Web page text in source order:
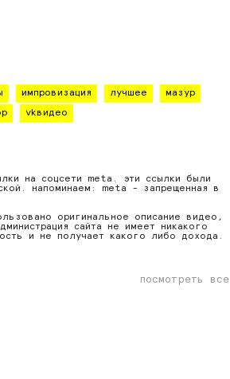
импровизация лучшее мазур
vkвидео
на соцсети meta. эти ссылки были
напоминаем: meta - запрещенная в
оригинальное описание видео,
сайта не имеет никакого
и не получает какого либо дохода.
посмотреть все